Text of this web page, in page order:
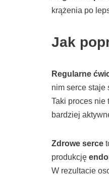
krążenia po
Jak
Regularne
nim serce staje
Taki proces nie
bardziej
Zdrowe serce
produkcję
W rezultacie